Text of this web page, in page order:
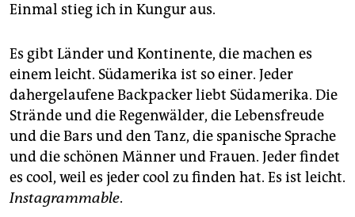
Einmal stieg ich in Kungur aus.
Es gibt Länder und Kontinente, die machen es
einem leicht. Südamerika ist so einer. Jeder
dahergelaufene Backpacker liebt Südamerika. Die
Strände und die Regenwälder, die Lebensfreude
und die Bars und den Tanz, die spanische Sprache
und die schönen Männer und Frauen. Jeder findet
es cool, weil es jeder cool zu finden hat. Es ist leicht.
Instagrammable.